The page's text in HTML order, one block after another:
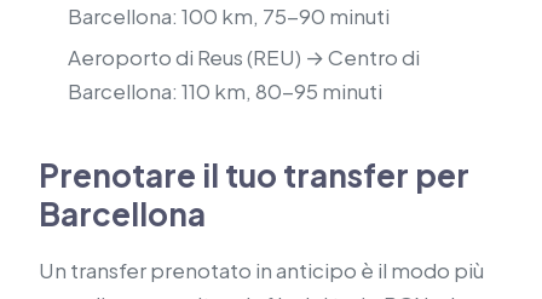
Barcellona: 100 km, 75-90 minuti
Aeroporto di Reus (REU) → Centro di
Barcellona: 110 km, 80-95 minuti
Prenotare il tuo transfer per
Barcellona
Un transfer prenotato in anticipo è il modo più